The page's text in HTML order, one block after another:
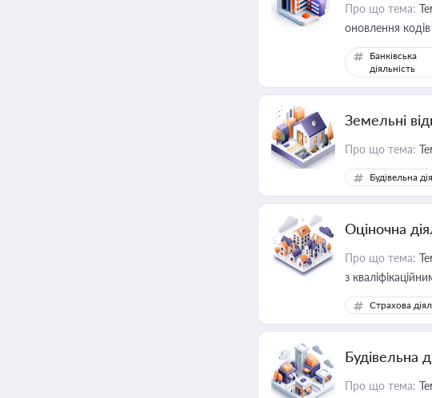
Про що тема:
оновлення
Банківська
діяльність
Земельні
Про що тема:
Будівельна
Оціночна
Про що тема:
з
медійних змін
приватизації,
Страхова
Будівельна
Про що тема: